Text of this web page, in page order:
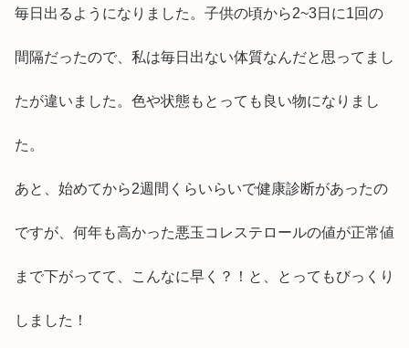
毎日出るようになりました。子供の頃から2~3日に1回の
間隔だったので、私は毎日出ない体質なんだと思ってまし
たが違いました。色や状態もとっても良い物になりまし
た。
あと、始めてから2週間くらいらいで健康診断があったの
ですが、何年も高かった悪玉コレステロールの値が正常値
まで下がってて、こんなに早く？！と、とってもびっくり
しました！